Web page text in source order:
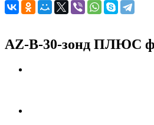
AZ-B-30-зонд ПЛЮС